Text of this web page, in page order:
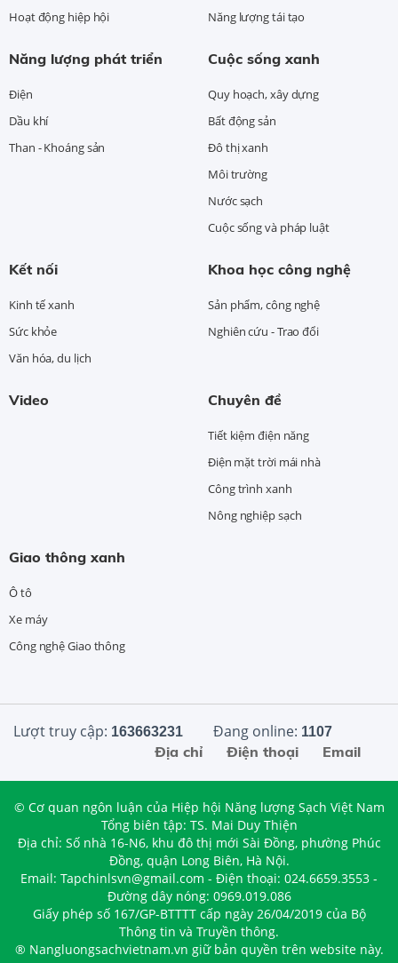
Hoạt động hiệp hội
Năng lượng tái tạo
Năng lượng phát triển
Điện
Dầu khí
Than - Khoáng sản
Cuộc sống xanh
Quy hoạch, xây dựng
Bất động sản
Đô thị xanh
Môi trường
Nước sạch
Cuộc sống và pháp luật
Kết nối
Kinh tế xanh
Sức khỏe
Văn hóa, du lịch
Khoa học công nghệ
Sản phẩm, công nghệ
Nghiên cứu - Trao đổi
Video Chuyên đề
Tiết kiệm điện năng
Điện mặt trời mái nhà
Công trình xanh
Nông nghiệp sạch
Giao thông xanh
Ô tô
Xe máy
Công nghệ Giao thông
Lượt truy cập: 163663231 Đang online: 1107
Email
Điện thoại
Địa chỉ
© Cơ quan ngôn luận của Hiệp hội Năng lượng Sạch Việt Nam
Tổng biên tập: TS. Mai Duy Thiện
Địa chỉ: Số nhà 16-N6, khu đô thị mới Sài Đồng, phường Phúc
Đồng, quận Long Biên, Hà Nội.
Email: Tapchinlsvn@gmail.com - Điện thoại: 024.6659.3553 -
Đường dây nóng: 0969.019.086
Giấy phép số 167/GP-BTTTT cấp ngày 26/04/2019 của Bộ
Thông tin và Truyền thông.
® Nangluongsachvietnam.vn giữ bản quyền trên website này.